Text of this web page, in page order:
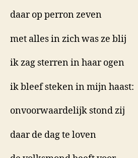
daar op perron zeven
met alles in zich was ze blij
ik zag sterren in haar ogen
ik bleef steken in mijn haast:
onvoorwaardelijk stond zij
daar de dag te loven